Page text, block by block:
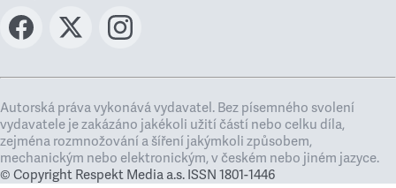
Autorská práva vykonává vydavatel. Bez písemného svolení
vydavatele je zakázáno jakékoli užití částí nebo celku díla,
zejména rozmnožování a šíření jakýmkoli způsobem,
mechanickým nebo elektronickým, v českém nebo jiném jazyce.
© Copyright Respekt Media a.s. ISSN 1801-1446